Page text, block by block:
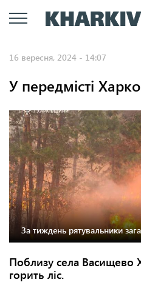
до
16 вересня, 2024 - 14:07
У передмісті
За тиждень рятувальники
Поблизу села Васищево
горить ліс.